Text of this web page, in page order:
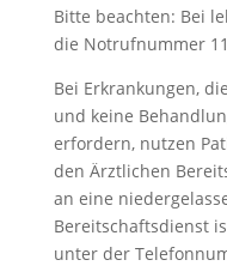
Bitte beachten: Bei
die Notrufnummer
Bei Erkrankungen,
und keine
erfordern, nutzen
den Ärztlichen
an eine
Bereitschaftsdienst
unter der